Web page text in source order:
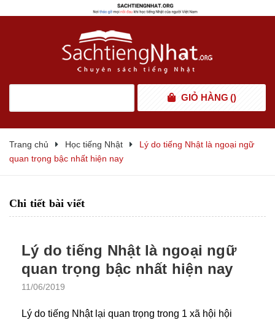
GIỎ HÀNG ()
Trang chủ Học tiếng Nhật
Lý do tiếng Nhật là ngoại ngữ
quan trọng bậc nhất hiện nay
Chi tiết bài viết
Lý do tiếng Nhật là ngoại ngữ
quan trọng bậc nhất hiện nay
11/06/2019
Lý do tiếng Nhật lại quan trọng trong 1 xã hội hội